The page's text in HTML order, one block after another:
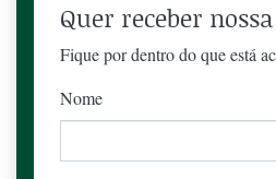
Quer receber
Fique por dentro do que está
Nome